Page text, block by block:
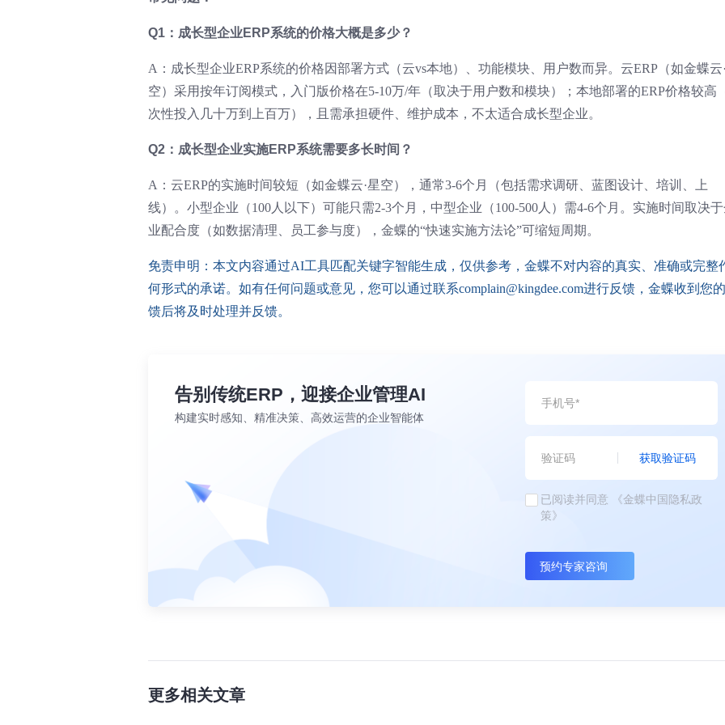
Q1：成长型企业ERP系统的价格大概是多少？
A：成长型企业ERP系统的价格因部署方式（云vs本地）、功能模块、用户数而异。云ERP（如金蝶云
空）采用按年订阅模式，入门版价格在5-10万/年（取决于用户数和模块）；本地部署的ERP价格较高
次性投入几十万到上百万），且需承担硬件、维护成本，不太适合成长型企业。
Q2：成长型企业实施ERP系统需要多长时间？
A：云ERP的实施时间较短（如金蝶云·星空），通常3-6个月（包括需求调研、蓝图设计、培训、上
线）。小型企业（100人以下）可能只需2-3个月，中型企业（100-500人）需4-6个月。实施时间取决
业配合度（如数据清理、员工参与度），金蝶的“快速实施方法论”可缩短周期。
免责申明：本文内容通过AI工具匹配关键字智能生成，仅供参考，金蝶不对内容的真实、准确或完整
何形式的承诺。如有任何问题或意见，您可以通过联系complain@kingdee.com进行反馈，金蝶收到您
馈后将及时处理并反馈。
告别传统ERP，迎接企业管理AI
构建实时感知、精准决策、高效运营的企业智能体
获取验证码
已阅读并同意
《金蝶中国隐私政
策》
预约专家咨询
更多相关文章